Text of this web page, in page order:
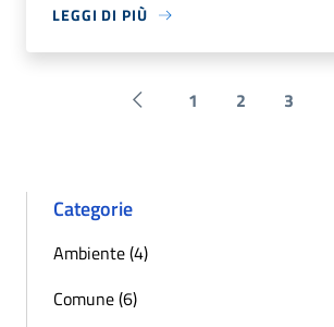
LEGGI DI PIÙ
Pagina precedente
1 2 3
Categorie
Ambiente (4)
Comune (6)